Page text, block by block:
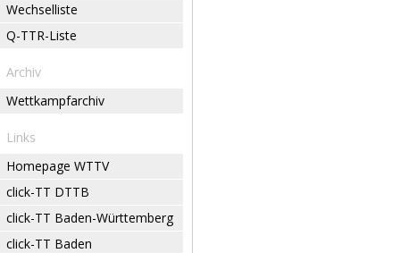
Wechselliste
Q-TTR-Liste
Archiv
Wettkampfarchiv
Links
Homepage WTTV
click-TT DTTB
click-TT Baden-Württemberg
click-TT Baden